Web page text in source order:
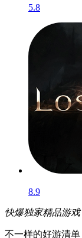
5.8
8.9
快爆独家精品游戏
不一样的好游清单